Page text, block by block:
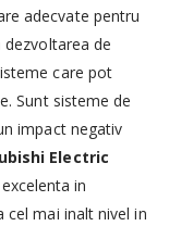
adecvate pentru
dezvoltarea de
care pot
Sunt sisteme de
impact negativ
Electric
in
cel mai inalt nivel in